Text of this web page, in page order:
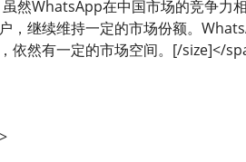
然WhatsApp在中国市场的竞争力
，继续维持一定的市场份额。
依然有一定的市场空间。[/size]</